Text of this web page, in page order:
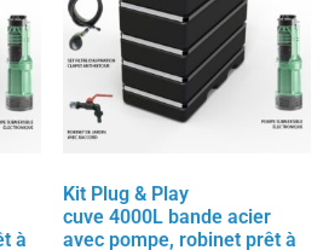
à
Kit Plug & Play
cuve 4000L bande acier
avec pompe, robinet prêt à